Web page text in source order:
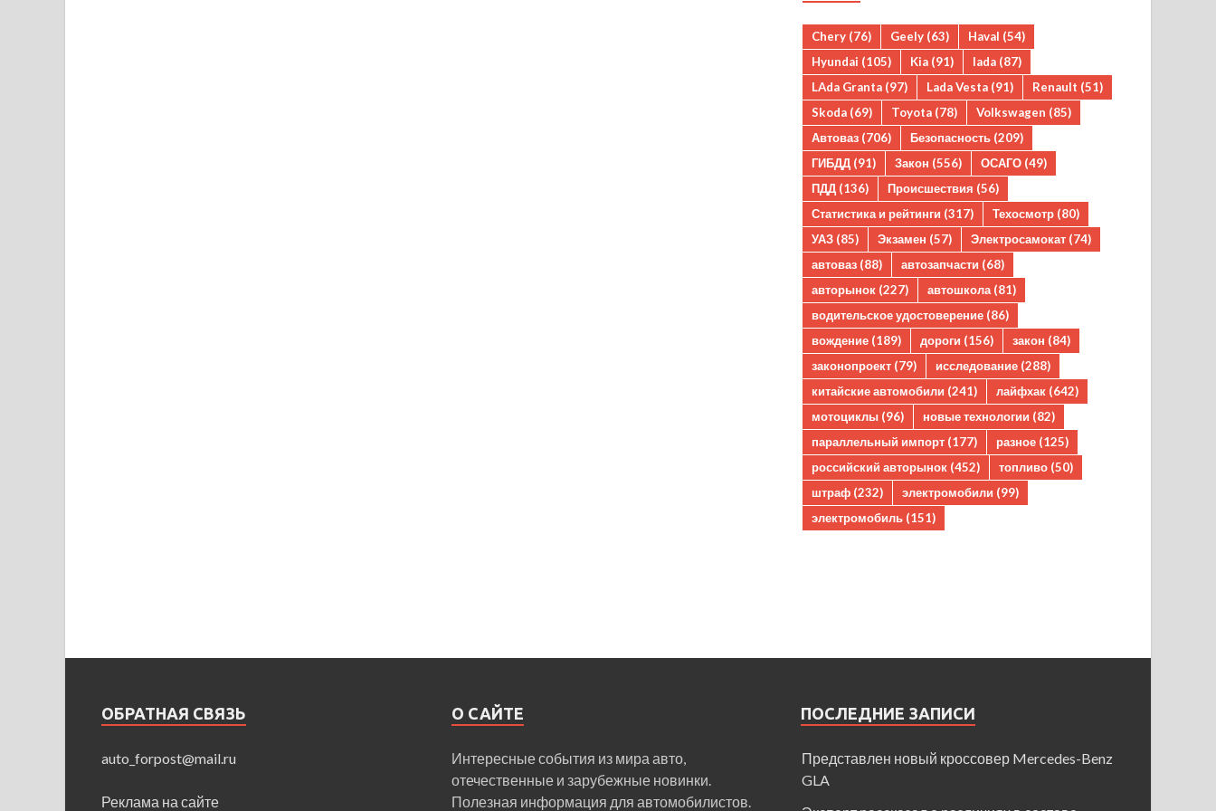
Chery (76) Geely (63) Haval (54)
Hyundai (105) Kia (91) lada (87)
LAda Granta (97) Lada Vesta (91) Renault (51)
Skoda (69) Toyota (78) Volkswagen (85)
Автоваз (706) Безопасность (209)
ГИБДД (91) Закон (556) ОСАГО (49)
ПДД (136) Происшествия (56)
Статистика и рейтинги (317) Техосмотр (80)
УАЗ (85) Экзамен (57) Электросамокат (74)
автоваз (88) автозапчасти (68)
авторынок (227) автошкола (81)
водительское удостоверение (86)
вождение (189) дороги (156) закон (84)
законопроект (79) исследование (288)
китайские автомобили (241) лайфхак (642)
мотоциклы (96) новые технологии (82)
параллельный импорт (177) разное (125)
российский авторынок (452) топливо (50)
штраф (232) электромобили (99)
электромобиль (151)
ОБРАТНАЯ СВЯЗЬ
auto_forpost@mail.ru
Реклама на сайте
О САЙТЕ
Интересные события из мира авто,
отечественные и зарубежные новинки.
Полезная информация для автомобилистов.
ПОСЛЕДНИЕ ЗАПИСИ
Представлен новый кроссовер Mercedes-Benz
GLA